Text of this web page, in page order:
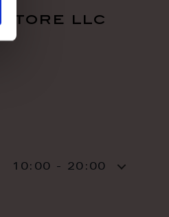
store llc
10:00 - 20:00